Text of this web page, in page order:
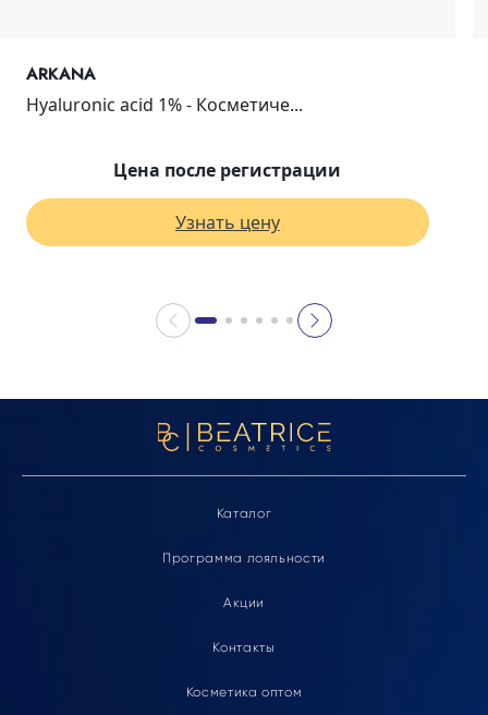
ARKANA
Hyaluronic acid 1% - Косметиче...
Цена после регистрации
Узнать цену
Каталог
Программа лояльности
Акции
Контакты
Косметика оптом